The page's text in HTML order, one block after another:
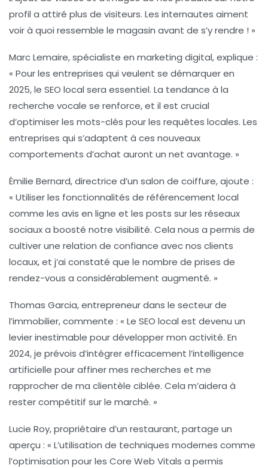
profil a attiré plus de visiteurs. Les internautes aiment
voir à quoi ressemble le magasin avant de s’y rendre ! »
Marc Lemaire, spécialiste en marketing digital, explique :
« Pour les entreprises qui veulent se démarquer en
2025, le SEO local sera essentiel. La tendance à la
recherche vocale se renforce, et il est crucial
d’optimiser les mots-clés pour les requêtes locales. Les
entreprises qui s’adaptent à ces nouveaux
comportements d’achat auront un net avantage. »
Émilie Bernard, directrice d’un salon de coiffure, ajoute :
« Utiliser les fonctionnalités de référencement local
comme les avis en ligne et les posts sur les réseaux
sociaux a boosté notre visibilité. Cela nous a permis de
cultiver une relation de confiance avec nos clients
locaux, et j’ai constaté que le nombre de prises de
rendez-vous a considérablement augmenté. »
Thomas Garcia, entrepreneur dans le secteur de
l’immobilier, commente : « Le SEO local est devenu un
levier inestimable pour développer mon activité. En
2024, je prévois d’intégrer efficacement l’intelligence
artificielle pour affiner mes recherches et me
rapprocher de ma clientèle ciblée. Cela m’aidera à
rester compétitif sur le marché. »
Lucie Roy, propriétaire d’un restaurant, partage un
aperçu : « L’utilisation de techniques modernes comme
l’optimisation pour les Core Web Vitals a permis